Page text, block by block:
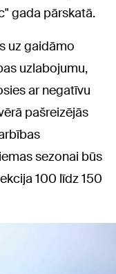
gada pārskatā.
uz gaidāmo
uzlabojumu,
ar negatīvu
pašreizējās
sezonai būs
100 līdz 150